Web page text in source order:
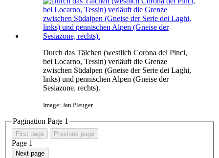
Durch das Tälchen (westlich Corona dei Pinci,
bei Locarno, Tessin) verläuft die Grenze
zwischen Südalpen (Gneise der Serie dei Laghi,
links) und pennischen Alpen (Gneise der
Sesiazone, rechts).
Image: Jan Pleuger
Pagination Page 1
First page Previous page
Page 1
Next page